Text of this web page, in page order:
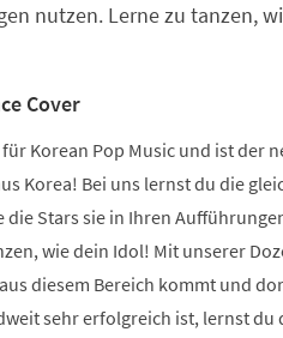
nutzen. Lerne zu tanzen,
Cover
Korean Pop Music und ist der
Korea! Bei uns lernst du die
die Stars sie in Ihren
wie dein Idol! Mit unserer
diesem Bereich kommt und
sehr erfolgreich ist, lernst du